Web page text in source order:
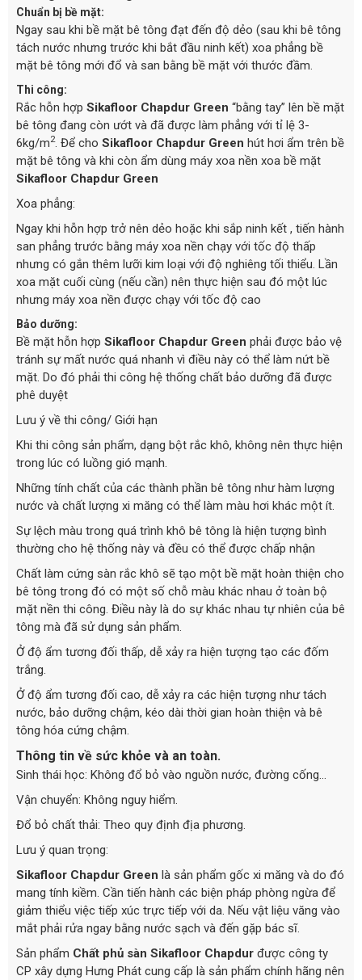
Chuẩn bị bề mặt:
Ngay sau khi bề mặt bê tông đạt đến độ dẻo (sau khi bê tông
tách nước nhưng trước khi bắt đầu ninh kết) xoa phẳng bề
mặt bê tông mới đổ và san bằng bề mặt với thước đầm.
Thi công:
Rắc hỗn hợp Sikafloor Chapdur Green “bằng tay” lên bề mặt
bê tông đang còn ướt và đã được làm phẳng với tỉ lệ 3-
6kg/m2. Để cho Sikafloor Chapdur Green hút hơi ẩm trên bề
mặt bê tông và khi còn ẩm dùng máy xoa nền xoa bề mặt
Sikafloor Chapdur Green
Xoa phẳng:
Ngay khi hỗn hợp trở nên dẻo hoặc khi sắp ninh kết , tiến hành
san phẳng trước bằng máy xoa nền chạy với tốc độ thấp
nhưng có gắn thêm lưỡi kim loại với độ nghiêng tối thiểu. Lần
xoa mặt cuối cùng (nếu cần) nên thực hiện sau đó một lúc
nhưng máy xoa nền được chạy với tốc độ cao
Bảo dưỡng:
Bề mặt hỗn hợp Sikafloor Chapdur Green phải được bảo vệ
tránh sự mất nước quá nhanh vì điều này có thể làm nứt bề
mặt. Do đó phải thi công hệ thống chất bảo dưỡng đã được
phê duyệt
Lưu ý về thi công/ Giới hạn
Khi thi công sản phẩm, dạng bột rắc khô, không nên thực hiện
trong lúc có luồng gió mạnh.
Những tính chất của các thành phần bê tông như hàm lượng
nước và chất lượng xi măng có thể làm màu hơi khác một ít.
Sự lệch màu trong quá trình khô bê tông là hiện tượng bình
thường cho hệ thống này và đều có thể được chấp nhận
Chất làm cứng sàn rắc khô sẽ tạo một bề mặt hoàn thiện cho
bê tông trong đó có một số chỗ màu khác nhau ở toàn bộ
mặt nền thi công. Điều này là do sự khác nhau tự nhiên của bê
tông mà đã sử dụng sản phẩm.
Ở độ ẩm tương đối thấp, dễ xảy ra hiện tượng tạo các đốm
trắng.
Ở độ ẩm tương đối cao, dễ xảy ra các hiện tượng như tách
nước, bảo dưỡng chậm, kéo dài thời gian hoàn thiện và bê
tông hóa cứng chậm.
Thông tin về sức khỏe và an toàn.
Sinh thái học: Không đổ bỏ vào nguồn nước, đường cống…
Vận chuyển: Không nguy hiểm.
Đổ bỏ chất thải: Theo quy định địa phương.
Lưu ý quan trọng:
Sikafloor Chapdur Green là sản phẩm gốc xi măng và do đó
mang tính kiềm. Cần tiến hành các biện pháp phòng ngừa để
giảm thiểu việc tiếp xúc trực tiếp với da. Nếu vật liệu văng vào
mắt phải rửa ngay bằng nước sạch và đến gặp bác sĩ.
Sản phẩm Chất phủ sàn Sikafloor Chapdur được công ty
CP xây dựng Hưng Phát cung cấp là sản phẩm chính hãng nên